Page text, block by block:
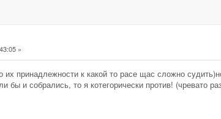
»
их принадлежности к какой то расе щас сложно
бы и собрались, то я котегорически против! (чревато